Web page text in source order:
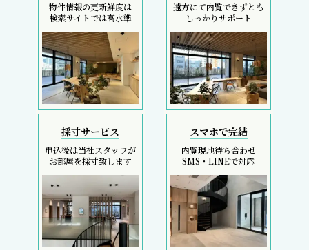
物件情報の更新鮮度は
検索サイトでは高水準
遠方にて内覧できずとも
しっかりサポート
採寸サービス
申込後は当社スタッフが
お部屋を採寸致します
スマホで完結
内覧現地待ち合わせ
SMS・LINEで対応